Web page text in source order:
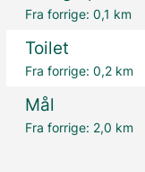
Fra forrige:0,1 km
Toilet
Fra forrige:0,2 km
Mål
Fra forrige: 2,0 km